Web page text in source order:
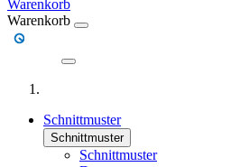
Warenkorb
Warenkorb
Schnittmuster
Schnittmuster
Schnittmuster